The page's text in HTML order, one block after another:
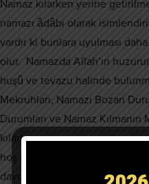
Namaz kılarken yerine
namazı âdâbı olarak
vardır ki bunlara uyulması
olur. Namazda Allah’ın
huşû ve tevazu halinde
Mekruhları, Namazı Bozan
Durumları ve Namaz
kılarken, namazı geçersiz
hoş karşılanmayan ve
davranışlara “namazın